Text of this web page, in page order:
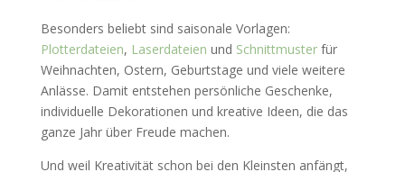
Besonders beliebt sind saisonale Vorlagen:
Plotterdateien, Laserdateien und Schnittmusterfür
Weihnachten, Ostern, Geburtstage und viele weitere
Anlässe. Damit entstehen persönliche Geschenke,
individuelle Dekorationen und kreative Ideen, die das
ganze Jahr über Freude machen.
Und weil Kreativität schon bei den Kleinsten anfängt,